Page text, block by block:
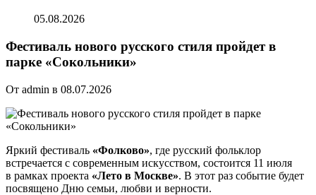
05.08.2026
Фестиваль нового русского стиля пройдет в
парке «Сокольники»
От admin в 08.07.2026
Яркий фестиваль «Фолково», где русский фольклор
встречается с современным искусством, состоится 11 июля
в рамках проекта «Лето в Москве». В этот раз событие будет
посвящено Дню семьи, любви и верности.